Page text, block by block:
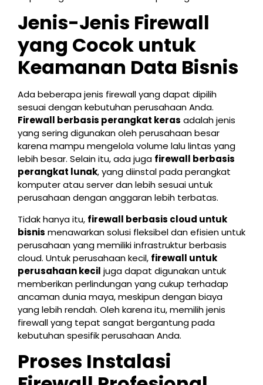
Jenis-Jenis Firewall
yang Cocok untuk
Keamanan Data Bisnis
Ada beberapa jenis firewall yang dapat dipilih
sesuai dengan kebutuhan perusahaan Anda.
Firewall berbasis perangkat keras adalah jenis
yang sering digunakan oleh perusahaan besar
karena mampu mengelola volume lalu lintas yang
lebih besar. Selain itu, ada juga firewall berbasis
perangkat lunak, yang diinstal pada perangkat
komputer atau server dan lebih sesuai untuk
perusahaan dengan anggaran lebih terbatas.
Tidak hanya itu, firewall berbasis cloud untuk
bisnis menawarkan solusi fleksibel dan efisien untuk
perusahaan yang memiliki infrastruktur berbasis
cloud. Untuk perusahaan kecil, firewall untuk
perusahaan kecil juga dapat digunakan untuk
memberikan perlindungan yang cukup terhadap
ancaman dunia maya, meskipun dengan biaya
yang lebih rendah. Oleh karena itu, memilih jenis
firewall yang tepat sangat bergantung pada
kebutuhan spesifik perusahaan Anda.
Proses Instalasi